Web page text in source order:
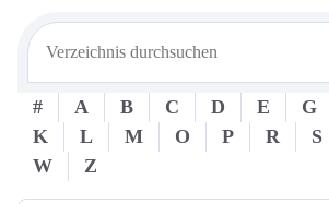
# A B C D E G
K
L M O P R S
W
Z